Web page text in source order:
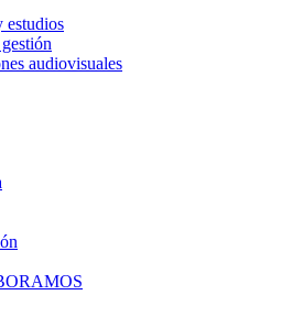
estudios
audiovisuales